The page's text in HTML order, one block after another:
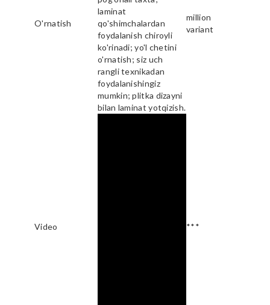
O'rnatish
laminat
qo'shimchalardan
foydalanish chiroyli
ko'rinadi; yo'l chetini
o'rnatish; siz uch
rangli texnikadan
foydalanishingiz
mumkin; plitka dizayni
bilan laminat yotqizish.
million
variant
Video ***